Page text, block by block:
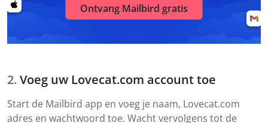
Ontvang Mailbird gratis
Voeg uw Lovecat.com account toe
Start de Mailbird app en voeg je naam, Lovecat.com
adres en wachtwoord toe. Wacht vervolgens tot de